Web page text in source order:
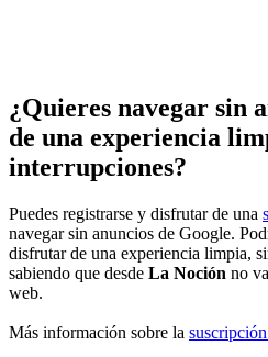
¿Quieres navegar sin
de una experiencia
interrupciones?
Puedes registrarse y disfrutar de una
navegar sin anuncios de Google.
disfrutar de una experiencia limpia,
sabiendo que desde La Noción no
web.
Más información sobre la